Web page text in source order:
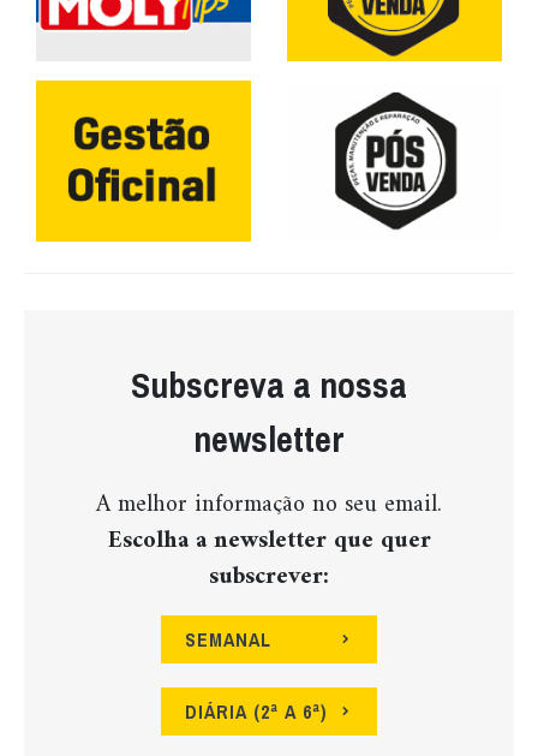
Subscreva a nossa
newsletter
A melhor informação no seu email.
Escolha a newsletter que quer
subscrever:
SEMANAL
DIÁRIA (2ª A 6ª)